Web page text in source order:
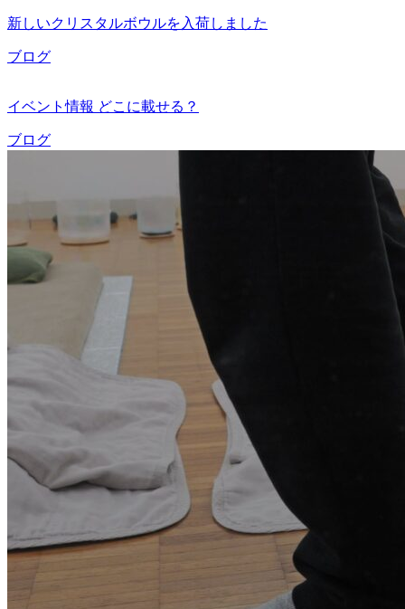
新しいクリスタルボウルを入荷しました
ブログ
イベント情報 どこに載せる？
ブログ